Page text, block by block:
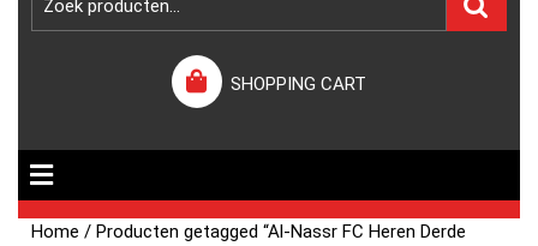
SHOPPING CART
Home / Producten getagged “Al-Nassr FC Heren Derde